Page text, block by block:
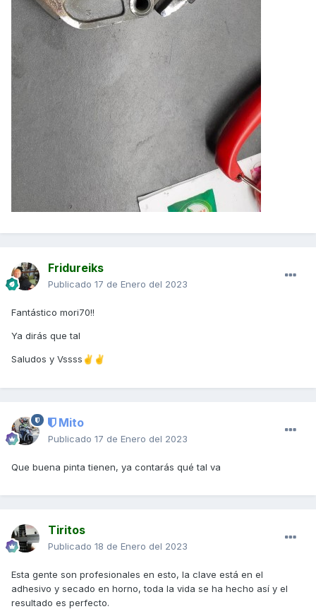
Fridureiks
Publicado 17 de Enero del 2023
Fantástico mori70!!
Ya dirás que tal
Saludos y Vssss ✌️ ✌️
Mito
Publicado 17 de Enero del 2023
Que buena pinta tienen, ya contarás qué tal va
Tiritos
Publicado 18 de Enero del 2023
Esta gente son profesionales en esto, la clave está en el
adhesivo y secado en horno, toda la vida se ha hecho así y el
resultado es perfecto.